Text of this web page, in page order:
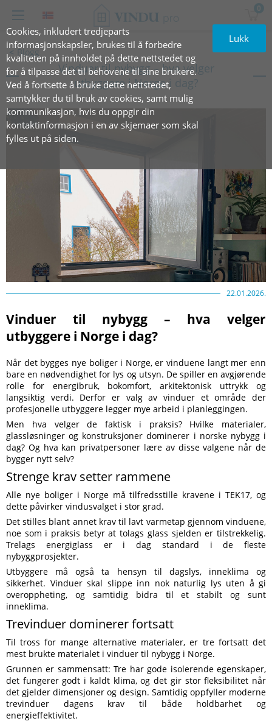
Cookies, inkludert tredjeparts
informasjonskapsler, brukes til å forbedre
kvaliteten på innholdet på dette nettstedet og
for å tilpasse det til behovene til sine brukere.
Ved å fortsette å bruke dette nettstedet,
samtykker du til bruk av cookies, samt mulig
kommunikasjon, hvis du oppgir din
kontaktinformasjon i en av skjemaer som skal
fylles ut på siden.
Lukk
0
Blogg
Vinduer til nybygg – hva velger
utbyggere i Norge i dag?
22.01.2026.
Vinduer til nybygg – hva velger
utbyggere i Norge i dag?
Når det bygges nye boliger i Norge, er vinduene langt mer enn
bare en nødvendighet for lys og utsyn. De spiller en avgjørende
rolle for energibruk, bokomfort, arkitektonisk uttrykk og
langsiktig verdi. Derfor er valg av vinduer et område der
profesjonelle utbyggere legger mye arbeid i planleggingen.
Men hva velger de faktisk i praksis? Hvilke materialer,
glassløsninger og konstruksjoner dominerer i norske nybygg i
dag? Og hva kan privatpersoner lære av disse valgene når de
bygger nytt selv?
Strenge krav setter rammene
Alle nye boliger i Norge må tilfredsstille kravene i TEK17, og
dette påvirker vindusvalget i stor grad.
Det stilles blant annet krav til lavt varmetap gjennom vinduene,
noe som i praksis betyr at tolags glass sjelden er tilstrekkelig.
Trelags energiglass er i dag standard i de fleste
nybyggprosjekter.
Utbyggere må også ta hensyn til dagslys, inneklima og
sikkerhet. Vinduer skal slippe inn nok naturlig lys uten å gi
overoppheting, og samtidig bidra til et stabilt og sunt
inneklima.
Trevinduer dominerer fortsatt
Til tross for mange alternative materialer, er tre fortsatt det
mest brukte materialet i vinduer til nybygg i Norge.
Grunnen er sammensatt: Tre har gode isolerende egenskaper,
det fungerer godt i kaldt klima, og det gir stor fleksibilitet når
det gjelder dimensjoner og design. Samtidig oppfyller moderne
trevinduer dagens krav til både holdbarhet og
energieffektivitet.